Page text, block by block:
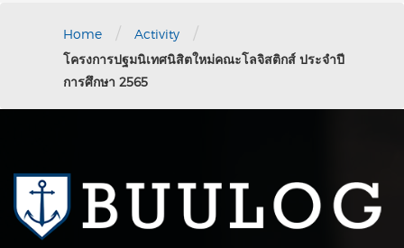
Home / Activity /
โครงการปฐมนิเทศนิสิตใหม่คณะโลจิสติกส์ ประจำปี
การศึกษา 2565